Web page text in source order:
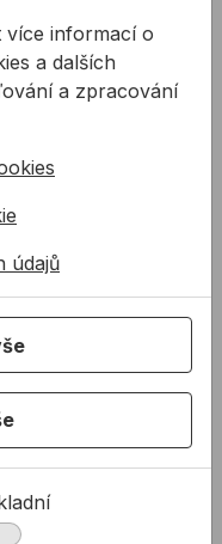
více informací o
a dalších
a zpracování
údajů